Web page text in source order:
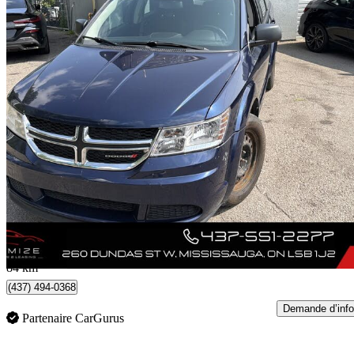
2017 Dodge Journey
Canada Value Package FWD144 219 km
7 499 $ Bonne
132 $/mois env.
Mississauga, ON
84 km
(437) 494-0368
Partenaire CarGurus
Demande d’info